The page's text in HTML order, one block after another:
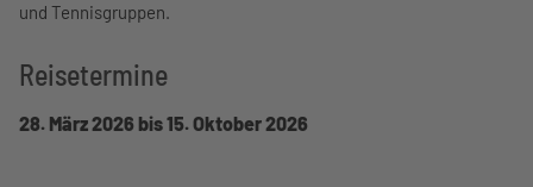
und Tennisgruppen.
Reisetermine
28. März 2026 bis 15. Oktober 2026